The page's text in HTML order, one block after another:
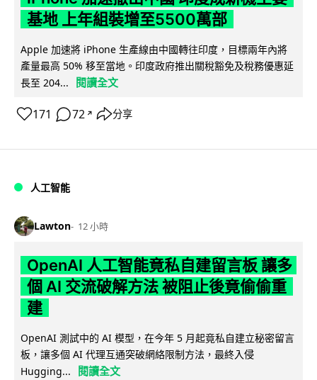
基地 上年組裝增至5500萬部
Apple 加速將 iPhone 生產線由中國轉往印度，目標兩年內將
產量最高 50% 移至當地。印度政府推出關稅豁免及稅務優惠延
長至 204...
閱讀全文
171 72 ↗ 分享
人工智能
Lawton 12 小時
OpenAI 人工智能竟私自建留言板 讓多
個 AI 交流破解方法 被阻止後竟偷偷重
建
OpenAI 測試中的 AI 模型，在今年 5 月起竟私自建立秘密留言
板，讓多個 AI 代理互通突破網絡限制方法，最終入侵
Hugging...
閱讀全文